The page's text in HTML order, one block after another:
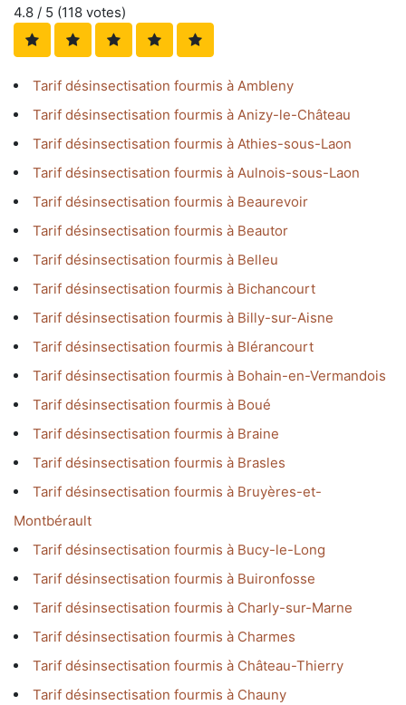
4.8 / 5 (118 votes)
Tarif désinsectisation fourmis à Ambleny
Tarif désinsectisation fourmis à Anizy-le-Château
Tarif désinsectisation fourmis à Athies-sous-Laon
Tarif désinsectisation fourmis à Aulnois-sous-Laon
Tarif désinsectisation fourmis à Beaurevoir
Tarif désinsectisation fourmis à Beautor
Tarif désinsectisation fourmis à Belleu
Tarif désinsectisation fourmis à Bichancourt
Tarif désinsectisation fourmis à Billy-sur-Aisne
Tarif désinsectisation fourmis à Blérancourt
Tarif désinsectisation fourmis à Bohain-en-Vermandois
Tarif désinsectisation fourmis à Boué
Tarif désinsectisation fourmis à Braine
Tarif désinsectisation fourmis à Brasles
Tarif désinsectisation fourmis à Bruyères-et-
Montbérault
Tarif désinsectisation fourmis à Bucy-le-Long
Tarif désinsectisation fourmis à Buironfosse
Tarif désinsectisation fourmis à Charly-sur-Marne
Tarif désinsectisation fourmis à Charmes
Tarif désinsectisation fourmis à Château-Thierry
Tarif désinsectisation fourmis à Chauny